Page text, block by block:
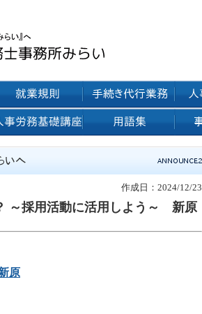
作成日：2024/12/23
～採用活動に活用しよう～ 新原
原